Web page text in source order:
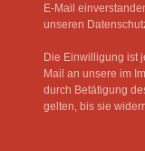
E-Mail
unseren
Die Einwilligung ist
Mail an unsere im
durch Betätigung
gelten, bis sie